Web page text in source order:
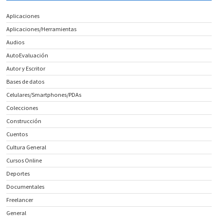
Aplicaciones
Aplicaciones/Herramientas
Audios
AutoEvaluación
Autor y Escritor
Bases de datos
Celulares/Smartphones/PDAs
Colecciones
Construcción
Cuentos
Cultura General
Cursos Online
Deportes
Documentales
Freelancer
General